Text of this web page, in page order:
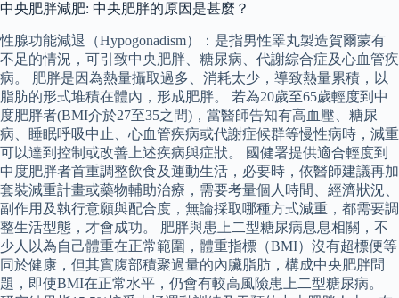
中央肥胖減肥: 中央肥胖的原因是甚麼？
性腺功能減退（Hypogonadism）：是指男性睪丸製造賀爾蒙有
不足的情況，可引致中央肥胖、糖尿病、代謝綜合症及心血管疾
病。 肥胖是因為熱量攝取過多、消耗太少，導致熱量累積，以
脂肪的形式堆積在體內，形成肥胖。 若為20歲至65歲輕度到中
度肥胖者(BMI介於27至35之間)，當醫師告知有高血壓、糖尿
病、睡眠呼吸中止、心血管疾病或代謝症候群等慢性病時，減重
可以達到控制或改善上述疾病與症狀。 國健署提供適合輕度到
中度肥胖者首重調整飲食及運動生活，必要時，依醫師建議再加
套裝減重計畫或藥物輔助治療，需要考量個人時間、經濟狀況、
副作用及執行意願與配合度，無論採取哪種方式減重，都需要調
整生活型態，才會成功。 肥胖與患上二型糖尿病息息相關，不
少人以為自己體重在正常範圍，體重指標（BMI）沒有超標便等
同於健康，但其實腹部積聚過量的內臟脂肪，構成中央肥胖問
題，即使BMI在正常水平，仍會有較高風險患上二型糖尿病。